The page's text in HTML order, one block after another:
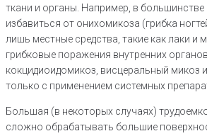
ткани и органы. Например, в большинстве
избавиться от онихомикоза (грибка
лишь местные средства, такие как лаки и
грибковые поражения внутренних
кокцидиоидомикоз, висцеральный микоз и
только с применением системных
Большая (в некоторых случаях)
сложно обрабатывать большие